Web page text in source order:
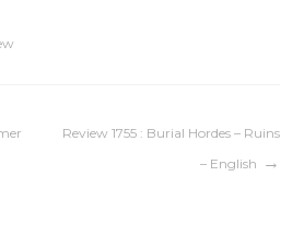
Review 1755 : Burial Hordes – Ruins
– English